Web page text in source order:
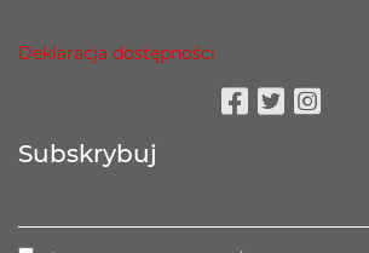
Deklaracja dostępności
Subskrybuj